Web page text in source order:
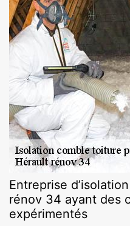
Entreprise
rénov 34 ayant des
expérimentés